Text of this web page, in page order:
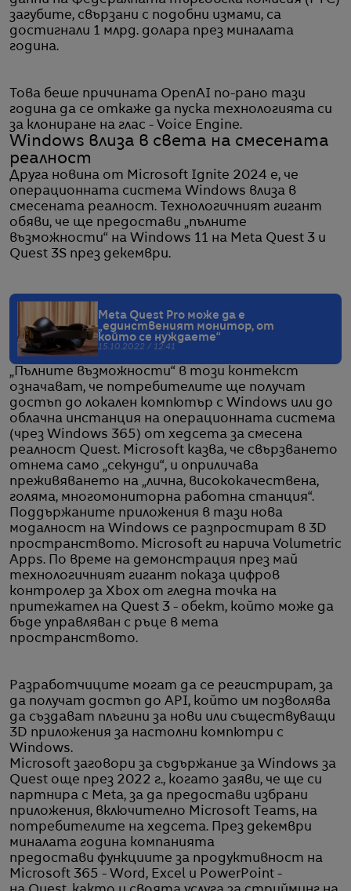
загубите, свързани с подобни измами, са
достигнали 1 млрд. долара през миналата
година.
Това беше причината OpenAI по-рано тази
година да се откаже да пуска технологията си
за клониране на глас - Voice Engine.
Windows влиза в света на смесената
реалност
Друга новина от Microsoft Ignite 2024 е, че
операционната система Windows влиза в
смесената реалност. Технологичният гигант
обяви, че ще предостави „пълните
възможности“ на Windows 11 на Meta Quest 3 и
Quest 3S през декември.
Meta Quest Pro може да е
„единственият монитор, от
който се нуждаете“
15.10.2022 / 12:41
„Пълните възможности“ в този контекст
означават, че потребителите ще получат
достъп до локален компютър с Windows или до
облачна инстанция на операционната система
(чрез Windows 365) от хедсета за смесена
реалност Quest. Microsoft казва, че свързването
отнема само „секунди“, и оприличава
преживяването на „лична, висококачествена,
голяма, многомониторна работна станция“.
Поддържаните приложения в тази нова
модалност на Windows се разпростират в 3D
пространството. Microsoft ги нарича Volumetric
Apps. По време на демонстрация през май
технологичният гигант показа цифров
контролер за Xbox от гледна точка на
притежател на Quest 3 - обект, който може да
бъде управляван с ръце в мета
пространството.
Разработчиците могат да се регистрират, за
да получат достъп до API, който им позволява
да създават плъгини за нови или съществуващи
3D приложения за настолни компютри с
Windows.
Microsoft заговори за съдържание за Windows за
Quest още през 2022 г., когато заяви, че ще си
партнира с Meta, за да предостави избрани
приложения, включително Microsoft Teams, на
потребителите на хедсета. През декември
миналата година компанията
предостави функциите за продуктивност на
Microsoft 365 - Word, Excel и PowerPoint -